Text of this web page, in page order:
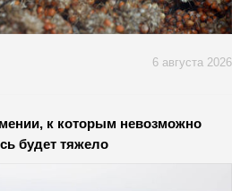
6 августа 2026
к которым невозможно
будет тяжело